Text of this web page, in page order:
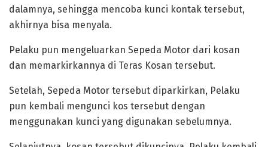
dalamnya, sehingga mencoba kunci kontak tersebut,
akhirnya bisa menyala.
Pelaku pun mengeluarkan Sepeda Motor dari kosan
dan memarkirkannya di Teras Kosan tersebut.
Setelah, Sepeda Motor tersebut diparkirkan, Pelaku
pun kembali mengunci kos tersebut dengan
menggunakan kunci yang digunakan sebelumnya.